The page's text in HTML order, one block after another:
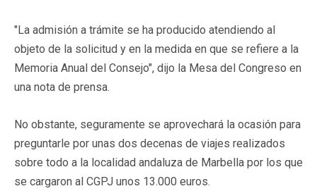
"La admisión a trámite se ha producido atendiendo al
objeto de la solicitud y en la medida en que se refiere a la
Memoria Anual del Consejo", dijo la Mesa del Congreso en
una nota de prensa.
No obstante, seguramente se aprovechará la ocasión para
preguntarle por unas dos decenas de viajes realizados
sobre todo a la localidad andaluza de Marbella por los que
se cargaron al CGPJ unos 13.000 euros.